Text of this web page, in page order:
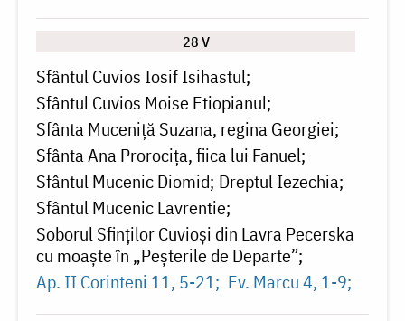
28 V
Sfântul Cuvios Iosif Isihastul
Sfântul Cuvios Moise Etiopianul
Sfânta Muceniță Suzana, regina Georgiei
Sfânta Ana Prorocița, fiica lui Fanuel
Sfântul Mucenic Diomid Dreptul Iezechia
Sfântul Mucenic Lavrentie
Soborul Sfinților Cuvioși din Lavra Pecerska
cu moaște în „Peșterile de Departe”
Ap. II Corinteni 11, 5-21 Ev. Marcu 4, 1-9